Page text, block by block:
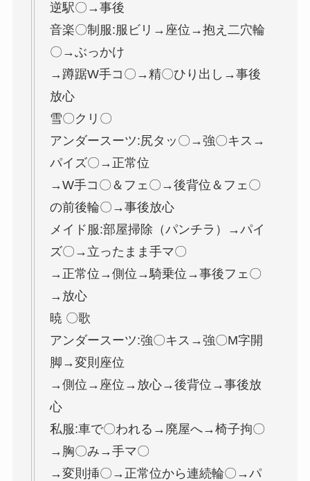
逆駅〇→事後
音楽〇制服:服ビリ→座位→抱え二穴輪
〇→ぶっかけ
→蹲踞W手コ〇→精〇ひり出し→事後
放心
雪〇クリ〇
アンダースーツ:尻タッ〇→強〇キス→
パイズ〇→正常位
→W手コ〇＆フェ〇→後背位＆フェ〇
の前後輪〇→事後放心
メイド服:部屋掃除（パンチラ）→パイ
ズ〇→立ったまま手マ〇
→正常位→側位→騎乗位→事後フェ〇
→放心
暁 〇歌
アンダースーツ:強〇キス→強〇M字開
脚→変則座位
→側位→座位→放心→後背位→事後放
心
私服:車で〇われる→廃屋へ→椅子拘〇
→胸〇み→手マ〇
→変則挿〇→正常位から連続輪〇→パ